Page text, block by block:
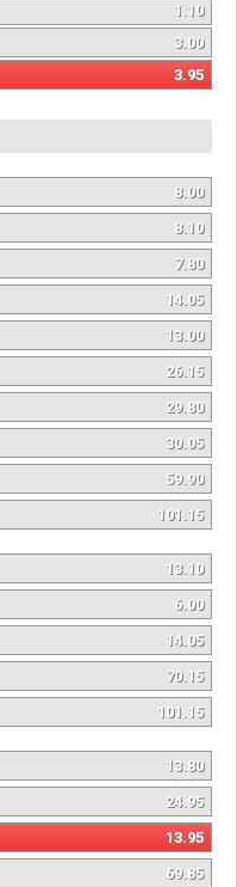
1.10
3.00
3.95
8.00
8.10
7.80
14.05
13.00
26.15
29.80
30.05
59.90
101.15
13.10
6.00
14.05
70.15
101.15
13.80
24.95
13.95
69.85